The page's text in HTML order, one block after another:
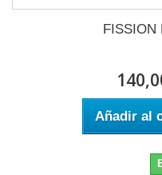
FISSION
Añadir al